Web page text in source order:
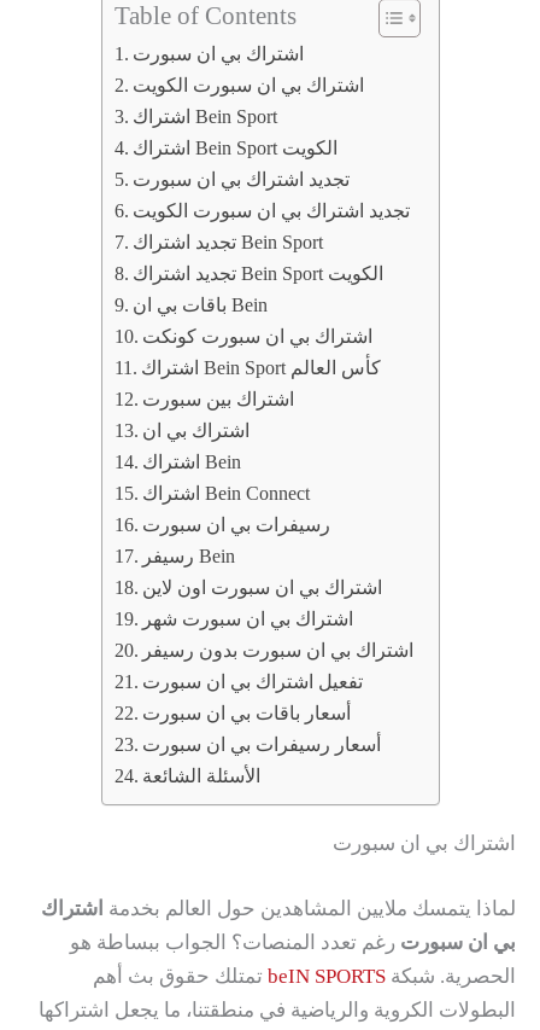
Table of Contents
اشتراك بي ان سبورت
اشتراك بي ان سبورت الكويت
اشتراك Bein Sport
اشتراك Bein Sport الكويت
تجديد اشتراك بي ان سبورت
تجديد اشتراك بي ان سبورت الكويت
تجديد اشتراك Bein Sport
تجديد اشتراك Bein Sport الكويت
باقات بي ان Bein
اشتراك بي ان سبورت كونكت
اشتراك Bein Sport كأس العالم
اشتراك بين سبورت
اشتراك بي ان
اشتراك Bein
اشتراك Bein Connect
رسيفرات بي ان سبورت
رسيفر Bein
اشتراك بي ان سبورت اون لاين
اشتراك بي ان سبورت شهر
اشتراك بي ان سبورت بدون رسيفر
تفعيل اشتراك بي ان سبورت
أسعار باقات بي ان سبورت
أسعار رسيفرات بي ان سبورت
الأسئلة الشائعة
اشتراك بي ان سبورت
لماذا يتمسك ملايين المشاهدين حول العالم بخدمة اشتراك
بي ان سبورت رغم تعدد المنصات؟ الجواب ببساطة هو
الحصرية. شبكة beIN SPORTS تمتلك حقوق بث أهم
البطولات الكروية والرياضية في منطقتنا، ما يجعل اشتراكها